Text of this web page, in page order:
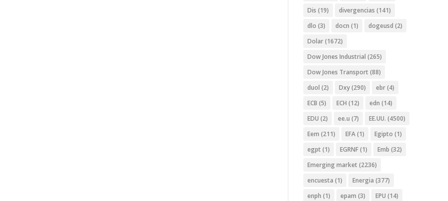
Dis (19) divergencias (141)
dlo (3) docn (1) dogeusd (2)
Dolar(1672)
Dow Jones Industrial (265)
Dow Jones Transport (88)
duol (2) Dxy(290) ebr(4)
ECB (5) ECH (12) edn (14)
EDU (2) ee.u (7) EE.UU. (4500)
Eem (211) EFA(1) Egipto (1)
egpt (1) EGRNF(1) Emb (32)
Emerging market (2236)
encuesta (1) Energia (377)
enph (1) epam (3) EPU (14)